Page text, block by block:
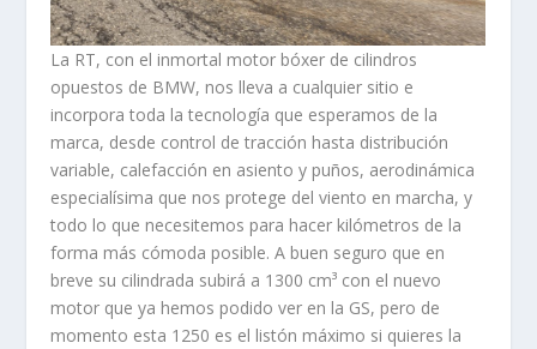
La RT, con el inmortal motor bóxer de cilindros
opuestos de BMW, nos lleva a cualquier sitio e
incorpora toda la tecnología que esperamos de la
marca, desde control de tracción hasta distribución
variable, calefacción en asiento y puños, aerodinámica
especialísima que nos protege del viento en marcha, y
todo lo que necesitemos para hacer kilómetros de la
forma más cómoda posible. A buen seguro que en
breve su cilindrada subirá a 1300 cm³ con el nuevo
motor que ya hemos podido ver en la GS, pero de
momento esta 1250 es el listón máximo si quieres la